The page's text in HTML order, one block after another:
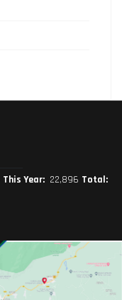
This Year: 22,896 Total: